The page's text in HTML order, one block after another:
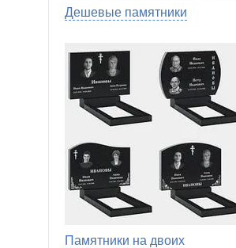
Дешевые памятники
Памятники на двоих